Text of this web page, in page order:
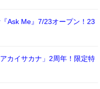
Ask Me』7/23オープン！23
カイサカナ」2周年！限定特